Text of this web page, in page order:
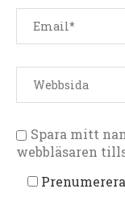
Spara mitt
webbläsaren